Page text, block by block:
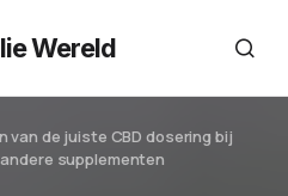
Wereld
van de juiste CBD dosering bij
supplementen